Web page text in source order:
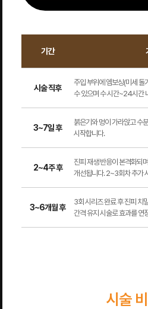
기간
시술 직후
주입 부위에 엠보싱(미세 돌
수 있으며 수 시간~24시간
3~7일 후
붉은기와 멍이 가라앉고 수
시작합니다.
2~4주 후
진피 재생 반응이 본격화되
개선됩니다. 2~3회차 추가
3~6개월 후
3회 시리즈 완료 후 진피 치
간격 유지 시술로 효과를 연
시술